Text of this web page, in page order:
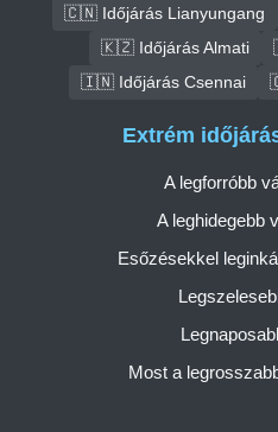
🇨🇳 Időjárás Lianyungang
🇰🇿 Időjárás Almati
🇮🇳 Időjárás Csennai
Extrém
A legforróbb
A leghidegebb
Esőzésekkel
Most a